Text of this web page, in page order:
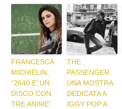
FRANCESCA
MICHIELIN,
“2640 E’ UN
DISCO CON
TRE ANIME”
THE
PASSENGER,
UNA MOSTRA
DEDICATA A
IGGY POP A